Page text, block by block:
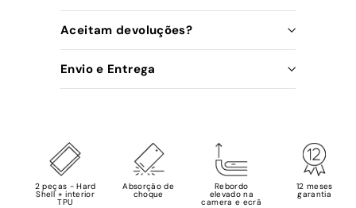
Aceitam devoluções?
Envio e Entrega
2 peças - Hard
Shell + interior
TPU
Absorção de
choque
Rebordo
elevado na
camera e ecrã
12 meses
garantia